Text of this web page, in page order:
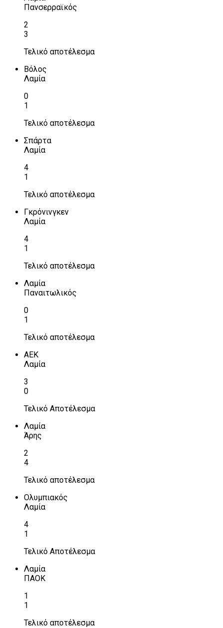
Πανσερραϊκός
2
3
Τελικό αποτέλεσμα
Βόλος
Λαμία
0
1
Τελικό αποτέλεσμα
Σπάρτα
Λαμία
4
1
Τελικό αποτέλεσμα
Γκρόνινγκεν
Λαμία
4
1
Τελικό αποτέλεσμα
Λαμία
Παναιτωλικός
0
1
Τελικό αποτέλεσμα
ΑΕΚ
Λαμία
3
0
Τελικό Αποτέλεσμα
Λαμία
Άρης
2
4
Τελικό αποτέλεσμα
Ολυμπιακός
Λαμία
4
1
Τελικό Αποτέλεσμα
Λαμία
ΠΑΟΚ
1
1
Τελικό αποτέλεσμα